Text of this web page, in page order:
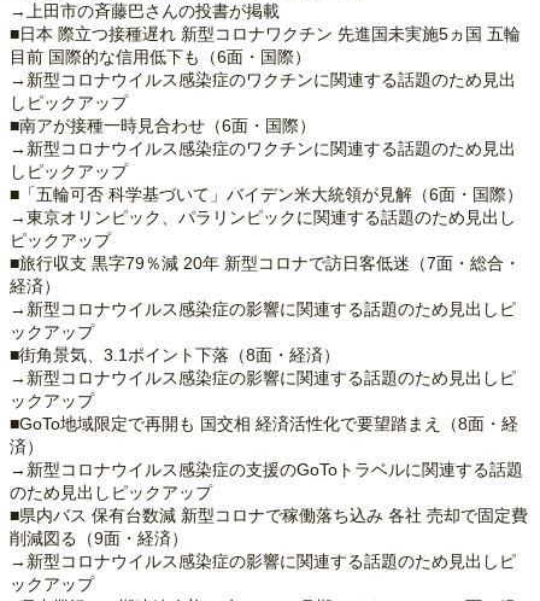
→上田市の斉藤巴さんの投書が掲載
■日本 際立つ接種遅れ 新型コロナワクチン 先進国未実施5ヵ国 五輪
目前 国際的な信用低下も（6面・国際）
→新型コロナウイルス感染症のワクチンに関連する話題のため見出
しピックアップ
■南アが接種一時見合わせ（6面・国際）
→新型コロナウイルス感染症のワクチンに関連する話題のため見出
しピックアップ
■「五輪可否 科学基づいて」バイデン米大統領が見解（6面・国際）
→東京オリンピック、パラリンピックに関連する話題のため見出し
ピックアップ
■旅行収支 黒字79％減 20年 新型コロナで訪日客低迷（7面・総合・
経済）
→新型コロナウイルス感染症の影響に関連する話題のため見出しピ
ックアップ
■街角景気、3.1ポイント下落（8面・経済）
→新型コロナウイルス感染症の影響に関連する話題のため見出しピ
ックアップ
■GoTo地域限定で再開も 国交相 経済活性化で要望踏まえ（8面・経
済）
→新型コロナウイルス感染症の支援のGoToトラベルに関連する話題
のため見出しピックアップ
■県内バス 保有台数減 新型コロナで稼働落ち込み 各社 売却で固定費
削減図る（9面・経済）
→新型コロナウイルス感染症の影響に関連する話題のため見出しピ
ックアップ